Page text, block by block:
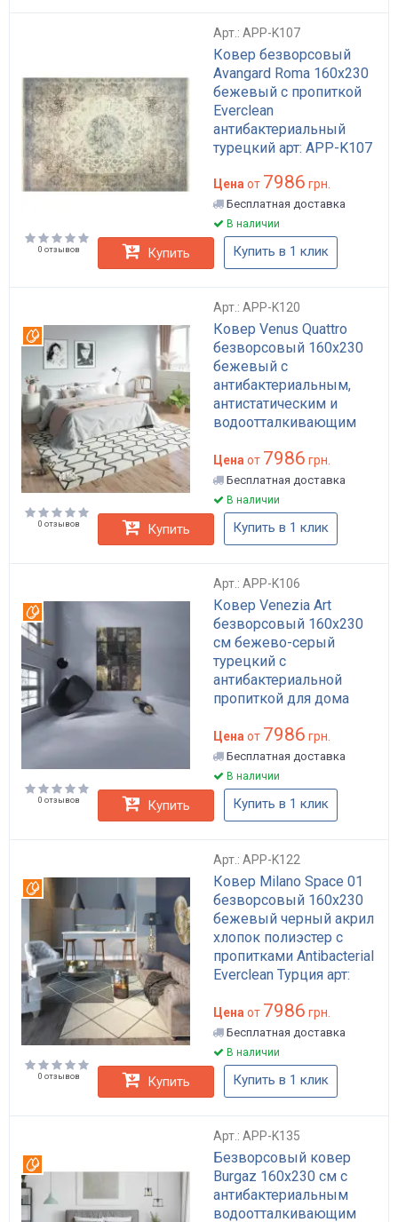
Арт.: APP-K107
Ковер безворсовый
Avangard Roma 160х230
бежевый с пропиткой
Everclean
антибактериальный
турецкий арт: APP-K107
Цена от 7986 грн.
Бесплатная доставка
В наличии
0 отзывов Купить Купить в 1 клик
Арт.: APP-K120
Ковер Venus Quattro
безворсовый 160х230
бежевый с
антибактериальным,
антистатическим и
водоотталкивающим
K120
Цена от 7986 грн.
Бесплатная доставка
В наличии
0 отзывов Купить Купить в 1 клик
Арт.: APP-K106
Ковер Venezia Art
безворсовый 160x230
см бежево-серый
турецкий с
антибактериальной
пропиткой для дома
K106
Вотерпруф
Цена от 7986 грн.
Бесплатная доставка
В наличии
0 отзывов Купить Купить в 1 клик
Арт.: APP-K122
Ковер Milano Space 01
безворсовый 160х230
бежевый черный акрил
хлопок полиэстер с
пропитками Antibacterial
Everclean Турция арт:
Цена от 7986 грн.
Бесплатная доставка
В наличии
0 отзывов Купить Купить в 1 клик
Арт.: APP-K135
Безворсовый ковер
Burgaz 160x230 см с
антибактериальным
водоотталкивающим